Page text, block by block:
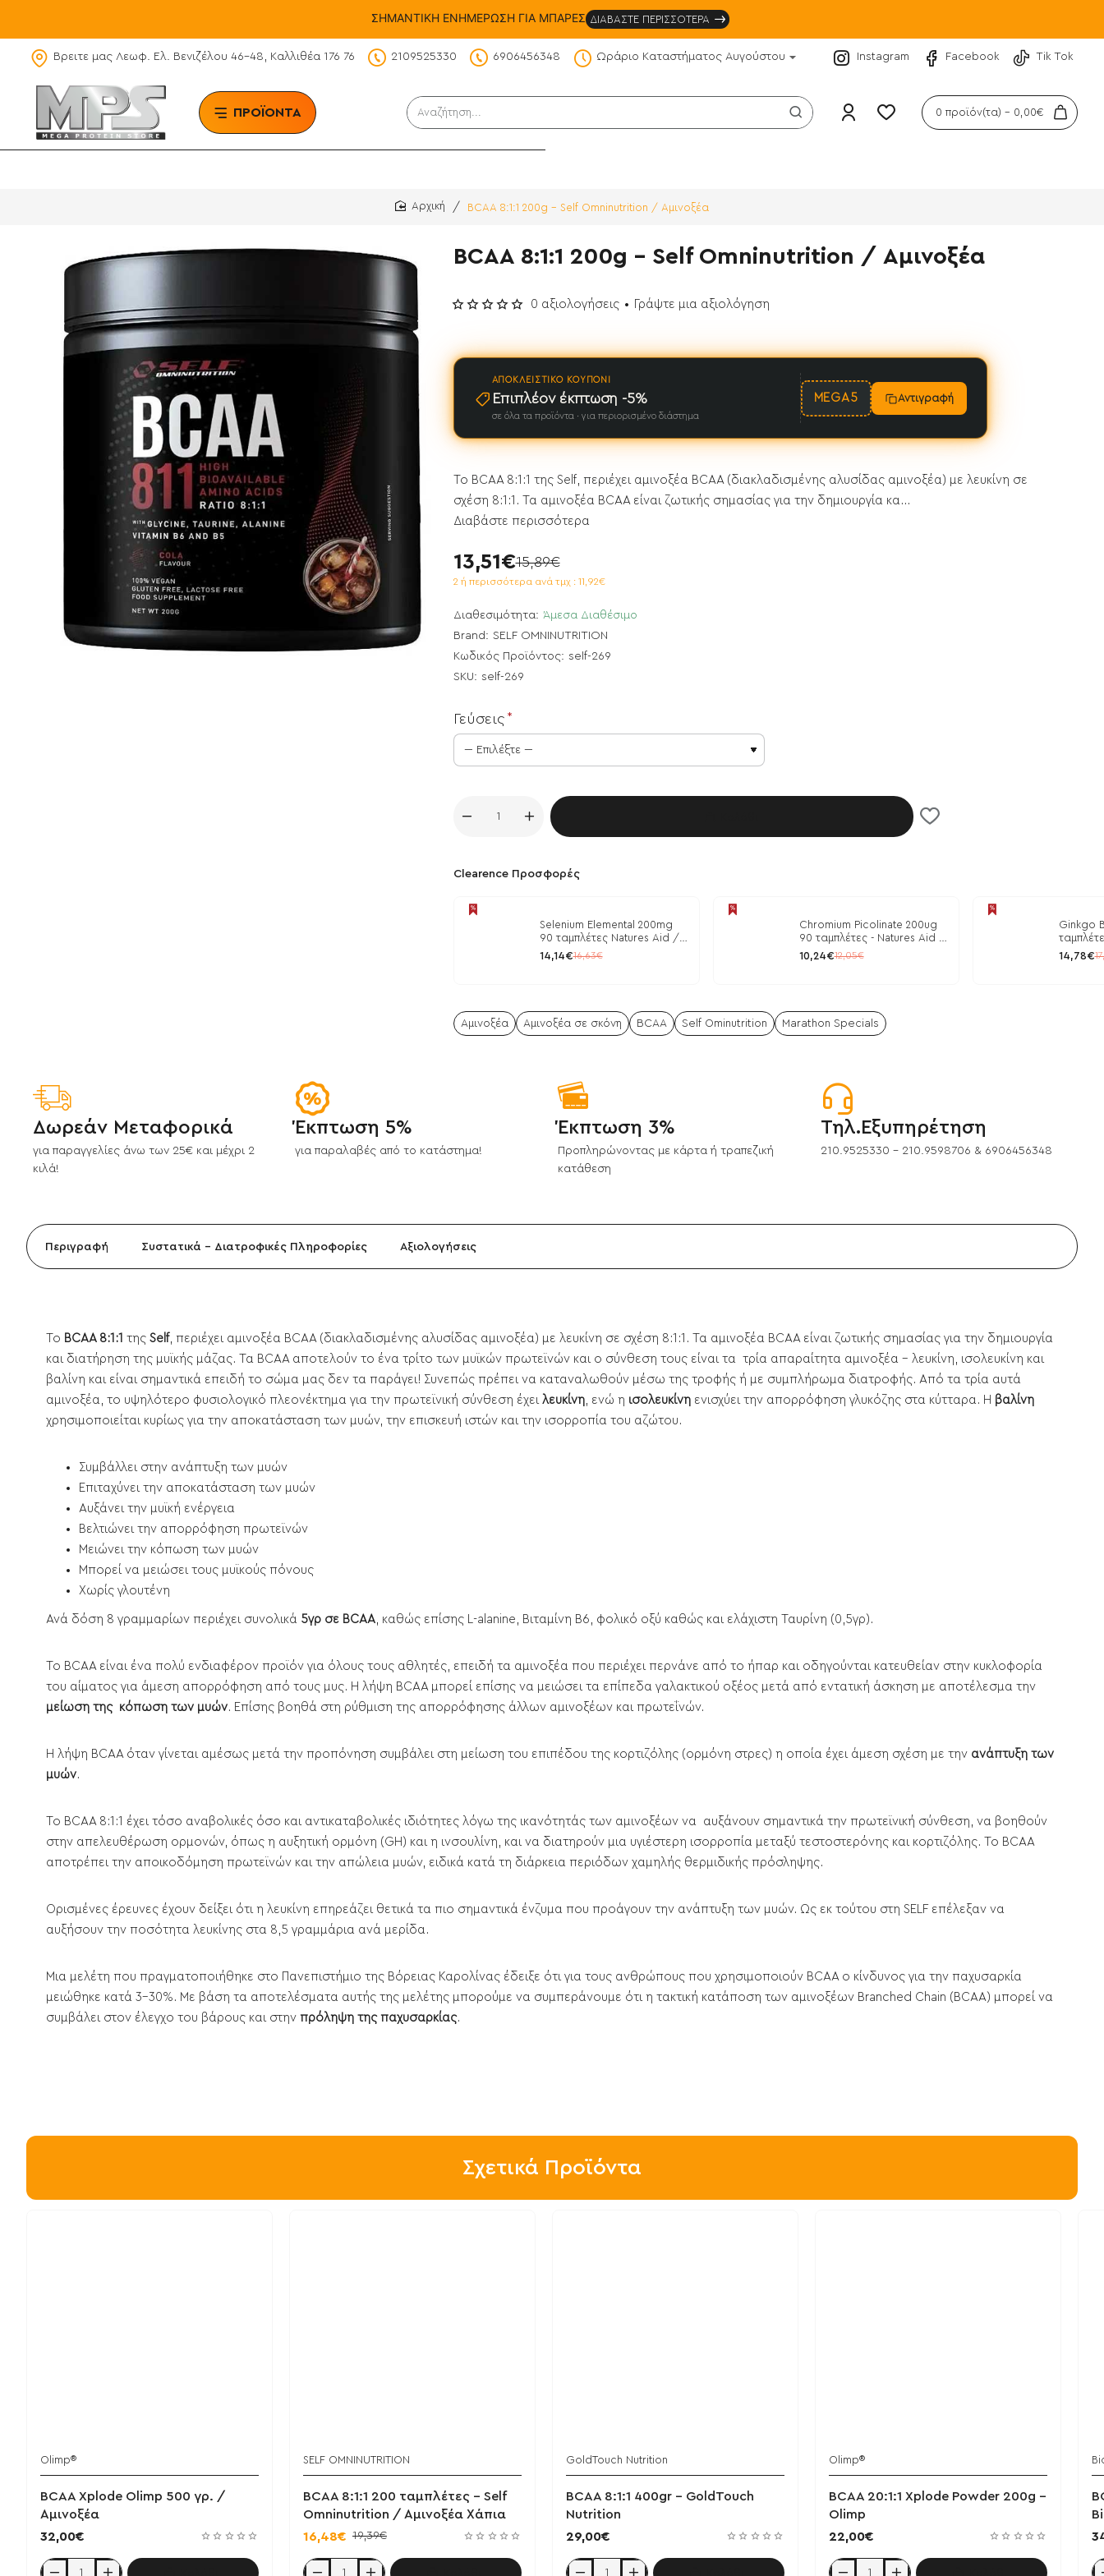
ΣΗΜΑΝΤΙΚΗ ΕΝΗΜΕΡΩΣΗ ΓΙΑ ΜΠΑΡΕΣ ΔΙΑΒΑΣΤΕ ΠΕΡΙΣΣΟΤΕΡΑ
Βρειτε μας Λεωφ. Ελ. Βενιζέλου 46-48, Καλλιθέα 176 76 2109525330 6906456348 Ωράριο Καταστήματος Αυγούστου Instagram Facebook Tik Tok
ΠΡΟΪΟΝΤΑ Αναζήτηση... 0 προϊόν(τα) - 0,00€
BCAA 8:1:1 200g - Self Omninutrition / Αμινοξέα
BCAA 8:1:1 200g - Self Omninutrition / Αμινοξέα
ΑΠΟΚΛΕΙΣΤΙΚΌ ΚΟΥΠΌΝΙ
Επιπλέον έκπτωση -5%
σε όλα τα προϊόντα · για περιορισμένο διάστημα
MEGA5 Αντιγραφή
Το BCAA 8:1:1 της Self, περιέχει αμινοξέα BCAA (διακλαδισμένης αλυσίδας αμινοξέα) με λευκίνη σε
σχέση 8:1:1. Τα αμινοξέα BCAA είναι ζωτικής σημασίας για την δημιουργία κα...
Διαβάστε περισσότερα
Διαθεσιμότητα: Άμεσα Διαθέσιμο
Brand: SELF OMNINUTRITION
Κωδικός Προϊόντος: self-269
SKU: self-269
0 αξιολογήσεις • Γράψτε μια αξιολόγηση
13,51€15,89€
2 ή περισσότερα ανά τμχ : 11,92€
Γεύσεις
Clearence Προσφορές
Selenium Elemental 200mg
90 ταμπλέτες Natures Aid /
Μέταλλα
14,14€16,63€
Chromium Picolinate 200ug
90 ταμπλέτες - Natures Aid /
Ρύθμιση Γλυκόζης
10,24€12,05€
Ginkgo
14,78€
Αμινοξέα Αμινοξέα σε σκόνη BCAA Self Ominutrition Marathon Specials
Δωρεάν Μεταφορικά
για παραγγελίες άνω των 25€ και μέχρι 2
κιλά!
Έκπτωση 5%
για παραλαβές από το κατάστημα!
Έκπτωση 3%
Προπληρώνοντας με κάρτα ή τραπεζική
κατάθεση
Τηλ.Εξυπηρέτηση
210.9525330 - 210.9598706 & 6906456348
Περιγραφή Συστατικά - Διατροφικές Πληροφορίες Αξιολογήσεις
Το BCAA 8:1:1 της Self, περιέχει αμινοξέα BCAA (διακλαδισμένης αλυσίδας αμινοξέα) με λευκίνη σε σχέση 8:1:1. Τα αμινοξέα BCAA είναι ζωτικής σημασίας για την δημιουργία
και διατήρηση της μυϊκής μάζας. Τα BCAA αποτελούν το ένα τρίτο των μυϊκών πρωτεϊνών και ο σύνθεση τους είναι τα τρία απαραίτητα αμινοξέα - λευκίνη, ισολευκίνη και
βαλίνη και είναι σημαντικά επειδή το σώμα μας δεν τα παράγει! Συνεπώς πρέπει να καταναλωθούν μέσω της τροφής ή με συμπλήρωμα διατροφής. Από τα τρία αυτά
αμινοξέα, το υψηλότερο φυσιολογικό πλεονέκτημα για την πρωτεϊνική σύνθεση έχει λευκίνη , ενώ η ισολευκίνη ενισχύει την απορρόφηση γλυκόζης στα κύτταρα. Η βαλίνη
χρησιμοποιείται κυρίως για την αποκατάσταση των μυών, την επισκευή ιστών και την ισορροπία του αζώτου.
Συμβάλλει στην ανάπτυξη των μυών
Επιταχύνει την αποκατάσταση των μυών
Αυξάνει την μυϊκή ενέργεια
Βελτιώνει την απορρόφηση πρωτεϊνών
Μειώνει την κόπωση των μυών
Μπορεί να μειώσει τους μυϊκούς πόνους
Χωρίς γλουτένη
Ανά δόση 8 γραμμαρίων περιέχει συνολικά 5γρ σε BCAA , καθώς επίσης L-alanine, Βιταμίνη Β6, φολικό οξύ καθώς και ελάχιστη Ταυρίνη (0,5γρ).
Το BCAA είναι ένα πολύ ενδιαφέρον προϊόν για όλους τους αθλητές, επειδή τα αμινοξέα που περιέχει περνάνε από το ήπαρ και οδηγούνται κατευθείαν στην κυκλοφορία
του αίματος για άμεση απορρόφηση από τους μυς. Η λήψη BCAA μπορεί επίσης να μειώσει τα επίπεδα γαλακτικού οξέος μετά από εντατική άσκηση με αποτέλεσμα την
μείωση της κόπωση των μυών. Επίσης βοηθά στη ρύθμιση της απορρόφησης άλλων αμινοξέων και πρωτεΐνών.
H λήψη BCAA όταν γίνεται αμέσως μετά την προπόνηση συμβάλει στη μείωση του επιπέδου της κορτιζόλης (ορμόνη στρες) η οποία έχει άμεση σχέση με την ανάπτυξη των
μυών.
Το BCAA 8:1:1 έχει τόσο αναβολικές όσο και αντικαταβολικές ιδιότητες λόγω της ικανότητάς των αμινοξέων να αυξάνουν σημαντικά την πρωτεϊνική σύνθεση, να βοηθούν
στην απελευθέρωση ορμονών, όπως η αυξητική ορμόνη (GH) και η ινσουλίνη, και να διατηρούν μια υγιέστερη ισορροπία μεταξύ τεστοστερόνης και κορτιζόλης. Το BCAA
αποτρέπει την αποικοδόμηση πρωτεϊνών και την απώλεια μυών, ειδικά κατά τη διάρκεια περιόδων χαμηλής θερμιδικής πρόσληψης.
Ορισμένες έρευνες έχουν δείξει ότι η λευκίνη επηρεάζει θετικά τα πιο σημαντικά ένζυμα που προάγουν την ανάπτυξη των μυών. Ως εκ τούτου στη SELF επέλεξαν να
αυξήσουν την ποσότητα λευκίνης στα 8,5 γραμμάρια ανά μερίδα.
Μια μελέτη που πραγματοποιήθηκε στο Πανεπιστήμιο της Βόρειας Καρολίνας έδειξε ότι για τους ανθρώπους που χρησιμοποιούν BCAA ο κίνδυνος για την παχυσαρκία
μειώθηκε κατά 3-30%. Με βάση τα αποτελέσματα αυτής της μελέτης μπορούμε να συμπεράνουμε ότι η τακτική κατάποση των αμινοξέων Branched Chain (BCAA) μπορεί να
συμβάλει στον έλεγχο του βάρους και στην πρόληψη της παχυσαρκίας.
Σχετικά Προϊόντα
Olimp®
BCAA Xplode Olimp 500 γρ. /
Αμινοξέα
32,00€
SELF OMNINUTRITION
BCAA 8:1:1 200 ταμπλέτες - Self
Omninutrition / Αμινοξέα Χάπια
16,48€ 19,39€
GoldTouch Nutrition
BCAA 8:1:1 400gr - GoldTouch
Nutrition
29,00€
Olimp®
BCAA 20:1:1 Xplode Powder 200g -
Olimp
22,00€